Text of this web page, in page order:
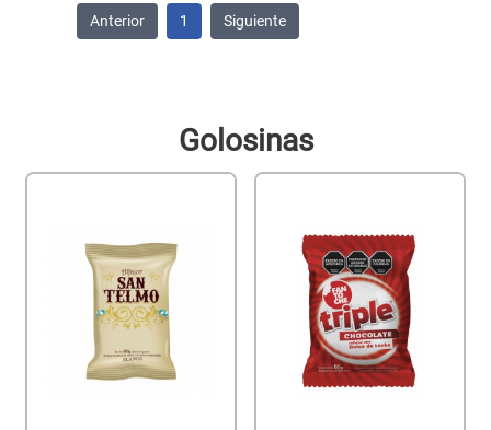
Anterior 1 Siguiente
Golosinas